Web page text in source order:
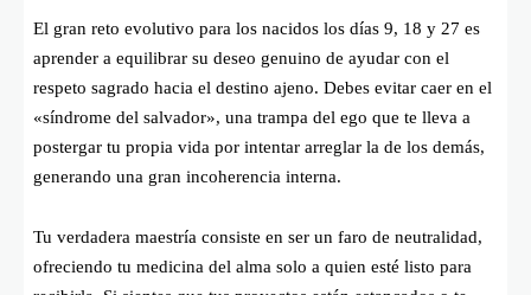
El gran reto evolutivo para los nacidos los días 9, 18 y 27 es
aprender a equilibrar su deseo genuino de ayudar con el
respeto sagrado hacia el destino ajeno. Debes evitar caer en el
«síndrome del salvador», una trampa del ego que te lleva a
postergar tu propia vida por intentar arreglar la de los demás,
generando una gran incoherencia interna.
Tu verdadera maestría consiste en ser un faro de neutralidad,
ofreciendo tu medicina del alma solo a quien esté listo para